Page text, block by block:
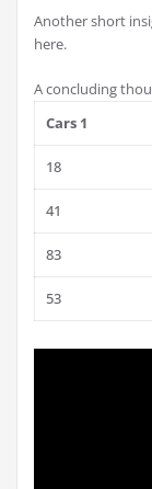
Another short
here.
A concluding
Cars 1
18
41
83
53